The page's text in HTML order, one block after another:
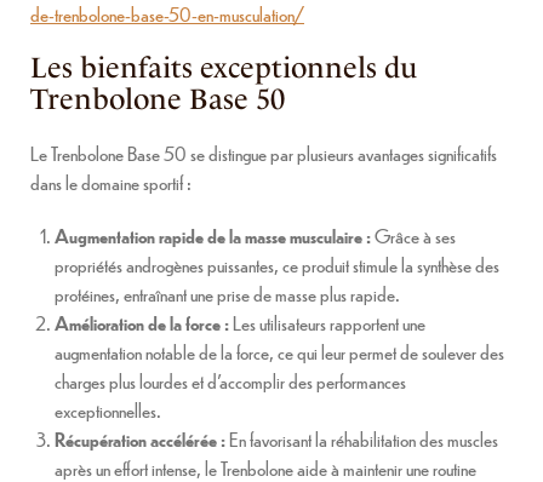
de-trenbolone-base-50-en-musculation/
Les bienfaits exceptionnels du
Trenbolone Base 50
Le Trenbolone Base 50 se distingue par plusieurs avantages significatifs
dans le domaine sportif :
Augmentation rapide de la masse musculaire :Grâce à ses
propriétés androgènes puissantes, ce produit stimule la synthèse des
protéines, entraînant une prise de masse plus rapide.
Amélioration de la force :Les utilisateurs rapportent une
augmentation notable de la force, ce qui leur permet de soulever des
charges plus lourdes et d’accomplir des performances
exceptionnelles.
Récupération accélérée :En favorisant la réhabilitation des muscles
après un effort intense, le Trenbolone aide à maintenir une routine